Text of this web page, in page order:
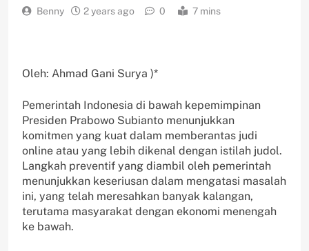
Benny 2 years ago 0 7 mins
Oleh: Ahmad Gani Surya )*
Pemerintah Indonesia di bawah kepemimpinan
Presiden Prabowo Subianto menunjukkan
komitmen yang kuat dalam memberantas judi
online atau yang lebih dikenal dengan istilah judol.
Langkah preventif yang diambil oleh pemerintah
menunjukkan keseriusan dalam mengatasi masalah
ini, yang telah meresahkan banyak kalangan,
terutama masyarakat dengan ekonomi menengah
ke bawah.